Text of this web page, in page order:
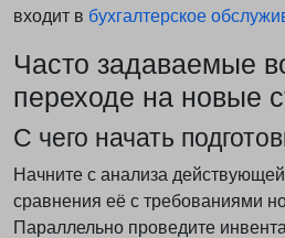
входит в бухгалтерское
Часто задаваемые
переходе на новые
С чего начать
Начните с анализа
сравнения её с требованиями
Параллельно проведите